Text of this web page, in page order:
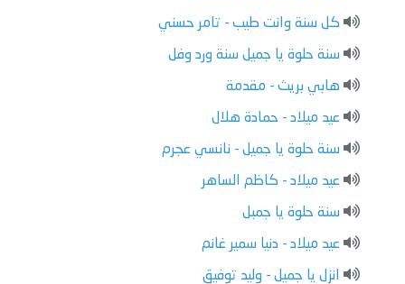
كل سنة وانت طيب - تامر حسني
سنة حلوة يا جميل سنة ورد وفل
هابي بريث - مقدمة
عيد ميلاد - حمادة هلال
سنة حلوة يا جميل - نانسي عجرم
عيد ميلاد - كاظم الساهر
سنة حلوة يا جمبل
عيد ميلاد - دنيا سمير غانم
انزل يا جميل - وليد توفيق